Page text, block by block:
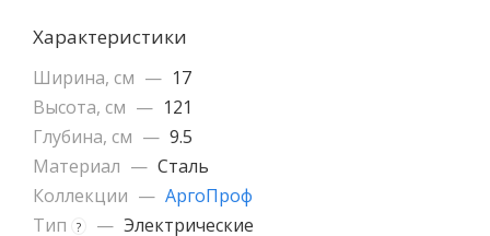
Характеристики
Ширина, см — 17
Высота, см — 121
Глубина, см — 9.5
Материал — Сталь
Коллекции — АргоПроф
Тип
? — Электрические